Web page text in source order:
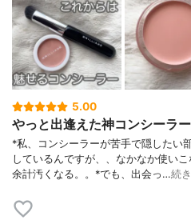
5.00
やっと出逢えた神コンシーラー
*私、コンシーラーが苦手で隠したい
しているんですが、、なかなか使い
余計汚くなる。。⁡*でも、出会っ…続